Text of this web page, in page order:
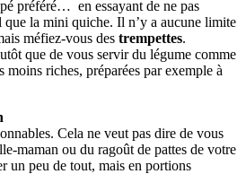
préféré… en essayant de ne pas
la mini quiche. Il n’y a aucune limite
méfiez-vous des trempettes.
que de vous servir du légume comme
moins riches, préparées par exemple à
Cela ne veut pas dire de vous
maman ou du ragoût de pattes de votre
un peu de tout, mais en portions